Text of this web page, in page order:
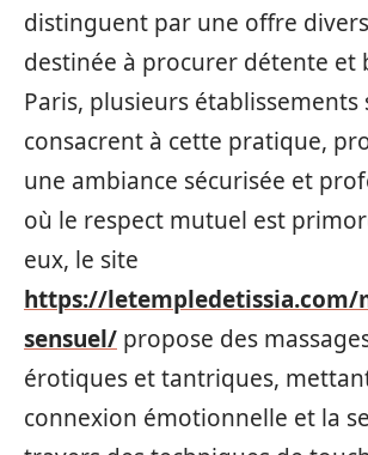
distinguent par une offre
destinée à procurer détente et
Paris, plusieurs établissements
consacrent à cette pratique,
une ambiance sécurisée et
où le respect mutuel est
eux, le site
https://letempledetissia.com/
sensuel/ propose des
érotiques et tantriques,
connexion émotionnelle et la